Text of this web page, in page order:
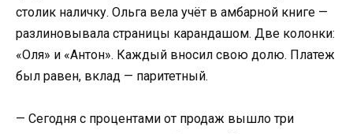
столик наличку. Ольга вела учёт в амбарной книге —
разлиновывала страницы карандашом. Две колонки:
«Оля» и «Антон». Каждый вносил свою долю. Платеж
был равен, вклад — паритетный.
— Сегодня с процентами от продаж вышло три